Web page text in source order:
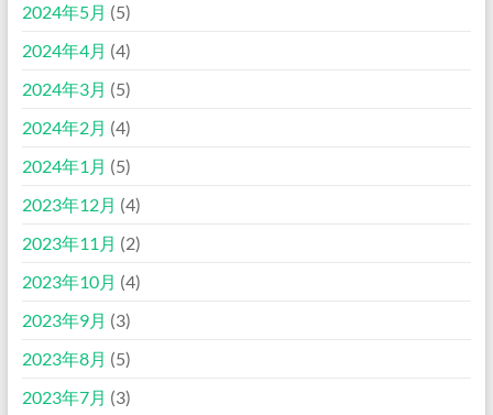
2024年5月 (5)
2024年4月 (4)
2024年3月 (5)
2024年2月 (4)
2024年1月 (5)
2023年12月 (4)
2023年11月 (2)
2023年10月 (4)
2023年9月 (3)
2023年8月 (5)
2023年7月 (3)